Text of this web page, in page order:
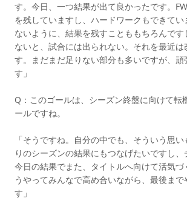
す。今日、一つ結果が出て良かったです。
を残していますし、ハードワークもできて
ないように、結果を残すことももちろんです
ないと、試合には出られない。それを最近は
す。まだまだ足りない部分も多いですが、
す」
Q：このゴールは、シーズン終盤に向けて転
ールですね。
「そうですね。自分の中でも、そういう思
りのシーズンの結果にもつなげたいですし、
今日の結果でまた、タイトルへ向けて活気づ
うやってみんなで高め合いながら、最後ま
す」